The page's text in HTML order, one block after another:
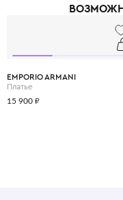
поколениями итальянское
EMPORIO ARMANI
Платье
15 900 ₽